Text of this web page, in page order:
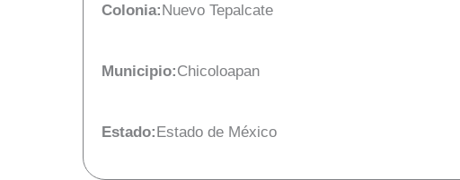
Colonia:Nuevo Tepalcate
Municipio:Chicoloapan
Estado:Estado de México